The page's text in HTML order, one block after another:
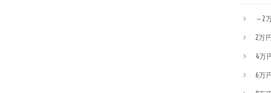
～2
2万
4万
6万